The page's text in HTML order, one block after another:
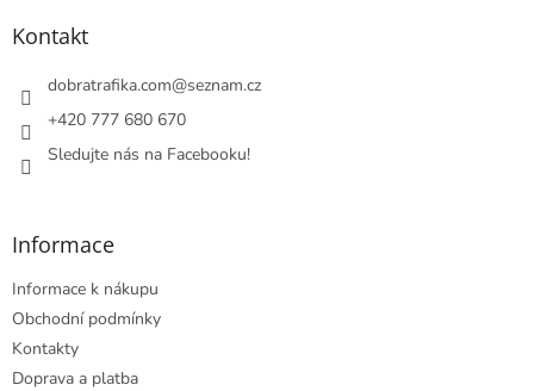
Kontakt
dobratrafika.com@seznam.cz
+420 777 680 670
Sledujte nás na Facebooku!
Informace
Informace k nákupu
Obchodní podmínky
Kontakty
Doprava a platba